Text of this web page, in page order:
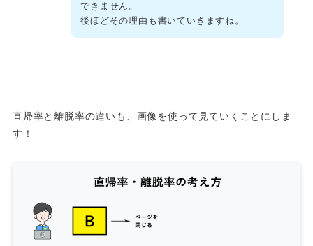
できません。
後ほどその理由も書いていきますね。
直帰率と離脱率の違いも、画像を使って見ていくことにしま
す！